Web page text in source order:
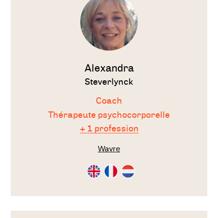
stress et d'anxiété en libérant les
tensions physiques et en favorisant la
approches psychocorporelles peuvent
favorisant la prise de conscience du
corps et en renforçant la confiance en
les approches psychocorporelles
améliorer la gestion du stress.
Alexandra
Steverlynck
Coach
Thérapeute psychocorporelle
+ 1 profession
Wavre
Consultation
en
Consultation
en
Consultation
en
Voir